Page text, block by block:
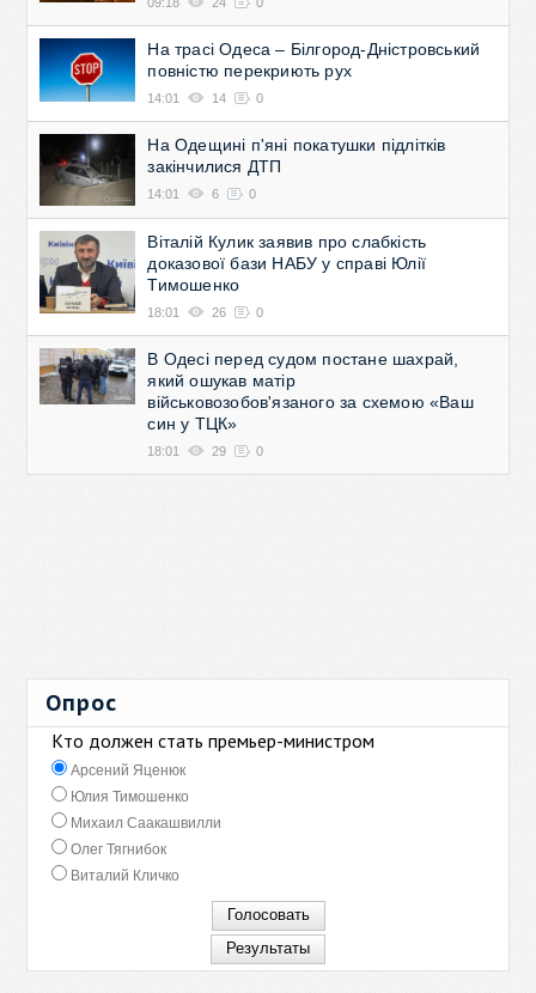
На трасі Одеса – Білгород-Дністровський
повністю перекриють рух
14:01 14 0
На Одещині п'яні покатушки підлітків
закінчилися ДТП
14:01 6 0
Віталій Кулик заявив про слабкість
доказової бази НАБУ у справі Юлії
Тимошенко
18:01 26 0
В Одесі перед судом постане шахрай,
який ошукав матір
військовозобов'язаного за схемою «Ваш
син у ТЦК»
18:01 29 0
Опрос
Кто должен стать премьер-министром
Арсений Яценюк
Юлия Тимошенко
Михаил Саакашвилли
Олег Тягнибок
Виталий Кличко